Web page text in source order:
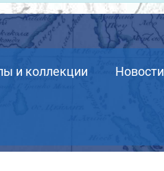
и коллекции Новости